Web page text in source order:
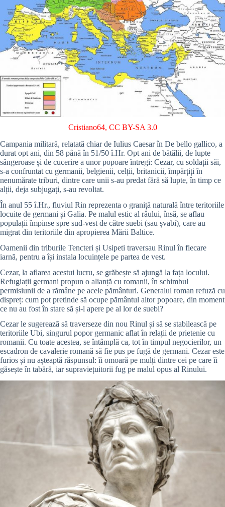
Cristiano64, CC BY-SA 3.0
Campania militară, relatată chiar de Iulius Caesar în De bello gallico, a
durat opt ani, din 58 până în 51/50 î.Hr. Opt ani de bătălii, de lupte
sângeroase și de cucerire a unor popoare întregi: Cezar, cu soldații săi,
s-a confruntat cu germanii, belgienii, celții, britanicii, împărțiți în
nenumărate triburi, dintre care unii s-au predat fără să lupte, în timp ce
alții, deja subjugați, s-au revoltat.
În anul 55 î.Hr., fluviul Rin reprezenta o graniță naturală între teritoriile
locuite de germani și Galia. Pe malul estic al râului, însă, se aflau
populații împinse spre sud-vest de către suebi (sau șvabi), care au
migrat din teritoriile din apropierea Mării Baltice.
Oamenii din triburile Tencteri și Usipeti traversau Rinul în fiecare
iarnă, pentru a își instala locuințele pe partea de vest.
Cezar, la aflarea acestui lucru, se grăbește să ajungă la fața locului.
Refugiații germani propun o alianță cu romanii, în schimbul
permisiunii de a rămâne pe acele pământuri. Generalul roman refuză cu
dispreț: cum pot pretinde să ocupe pământul altor popoare, din moment
ce nu au fost în stare să și-l apere pe al lor de suebi?
Cezar le sugerează să traverseze din nou Rinul și să se stabilească pe
teritoriile Ubi, singurul popor germanic aflat în relații de prietenie cu
romanii. Cu toate acestea, se întâmplă ca, tot în timpul negocierilor, un
escadron de cavalerie romană să fie pus pe fugă de germani. Cezar este
furios și nu așteaptă răspunsul: îi omoară pe mulți dintre cei pe care îi
găsește în tabără, iar supraviețuitorii fug pe malul opus al Rinului.